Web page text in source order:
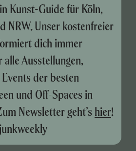
Kunst-Guide für Köln,
NRW. Unser kostenfreier
dich immer
Ausstellungen,
der besten
und Off-Spaces in
Newsletter geht’s hier!